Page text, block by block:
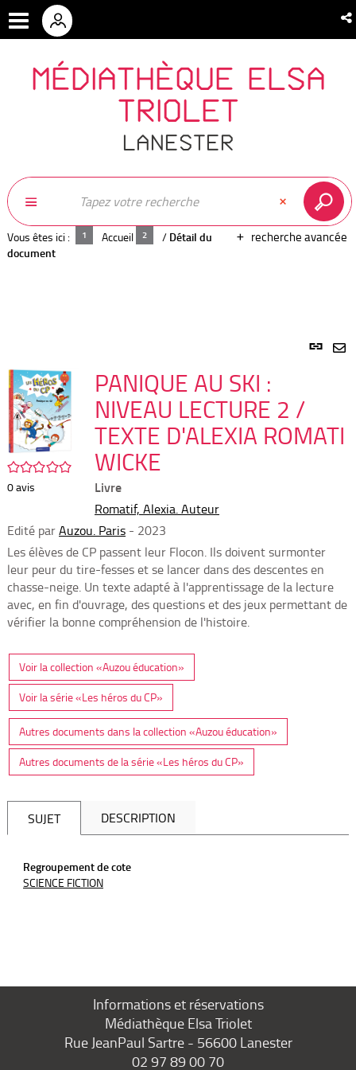
MÉDIATHÈQUE ELSA
TRIOLET
LANESTER
recherche avancée
Vous êtes ici : Accueil / Détail du
document
Lien
/5
0avis
PANIQUE AU SKI :
NIVEAU LECTURE 2 /
TEXTE D'ALEXIA ROMATI
WICKE
Livre
Romatif, Alexia. Auteur
Edité parAuzou. Paris - 2023
Les élèves de CP passent leur Flocon. Ils doivent surmonter
leur peur du tire-fesses et se lancer dans des descentes en
chasse-neige. Un texte adapté à l'apprentissage de la lecture
avec, en fin d'ouvrage, des questions et des jeux permettant de
vérifier la bonne compréhension de l'histoire.
Voir la collection «Auzou éducation»
Voir la série «Les héros du CP»
Autres documents dans la collection «Auzou éducation»
Autres documents de la série «Les héros du CP»
SUJET DESCRIPTION
Regroupement de cote
SCIENCE FICTION
Informations et réservations
Médiathèque Elsa Triolet
Rue JeanPaul Sartre - 56600 Lanester
02 97 89 00 70